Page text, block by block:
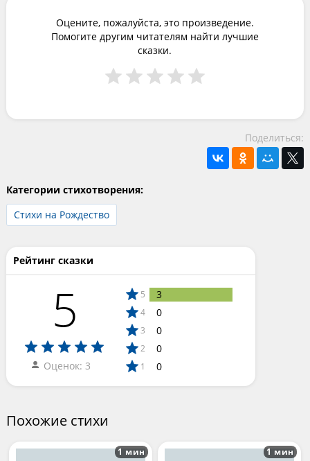
Оцените, пожалуйста, это произведение.
Помогите другим читателям найти лучшие
сказки.
Поделиться:
Категории стихотворения:
Стихи на Рождество
Рейтинг сказки
5
Оценок: 3
5 3
4 0
3 0
2 0
1 0
Похожие стихи
1 мин 1 мин